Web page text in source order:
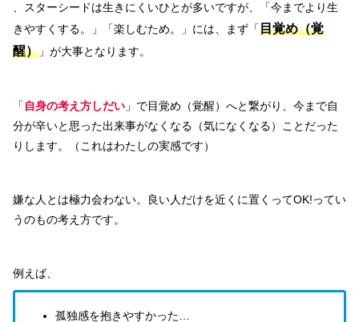
、スターシードは生きにくいひとが多いですが、「今までより生
きやすくする。」「楽しむため。」には、まず「目覚め（覚
醒） 」が大事となります。
「 自身の考え方しだい 」で目覚め（覚醒）へと繋がり、今まで自
分が辛いと思った出来事がなくなる（気になくなる）ことだった
りします。（これはわたしの実感です）
嫌な人とは極力会わない。良い人だけを近くに置くってOK!ってい
うのもの考え方です。
例えば、
孤独感を抱きやすかった…